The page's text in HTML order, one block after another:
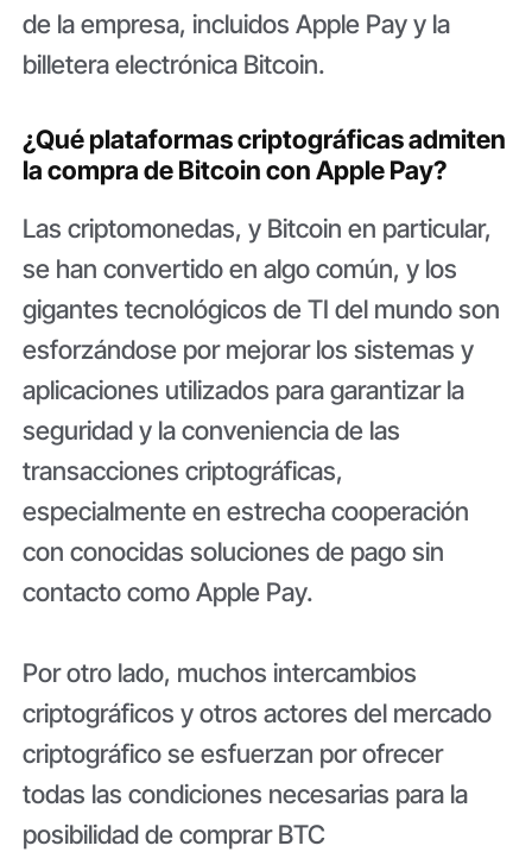
de la empresa, incluidos Apple Pay y la
billetera electrónica Bitcoin.
¿Qué plataformas criptográficas admiten
la compra de Bitcoin con Apple Pay?
Las criptomonedas, y Bitcoin en particular,
se han convertido en algo común, y los
gigantes tecnológicos de TI del mundo son
esforzándose por mejorar los sistemas y
aplicaciones utilizados para garantizar la
seguridad y la conveniencia de las
transacciones criptográficas,
especialmente en estrecha cooperación
con conocidas soluciones de pago sin
contacto como Apple Pay.
Por otro lado, muchos intercambios
criptográficos y otros actores del mercado
criptográfico se esfuerzan por ofrecer
todas las condiciones necesarias para la
posibilidad de comprar BTC